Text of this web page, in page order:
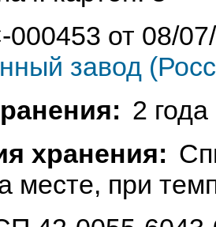
от 08/
завод
2 года
хранения:
месте, при